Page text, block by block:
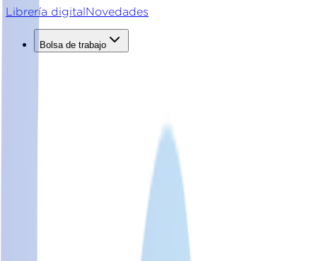
Librería digitalNovedades
Bolsa de trabajo